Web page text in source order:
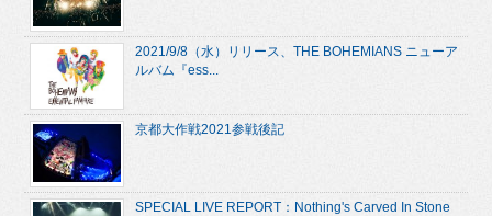
2021/9/8（水）リリース、THE BOHEMIANS ニューア
ルバム『ess...
京都大作戦2021参戦後記
SPECIAL LIVE REPORT：Nothing's Carved In Stone